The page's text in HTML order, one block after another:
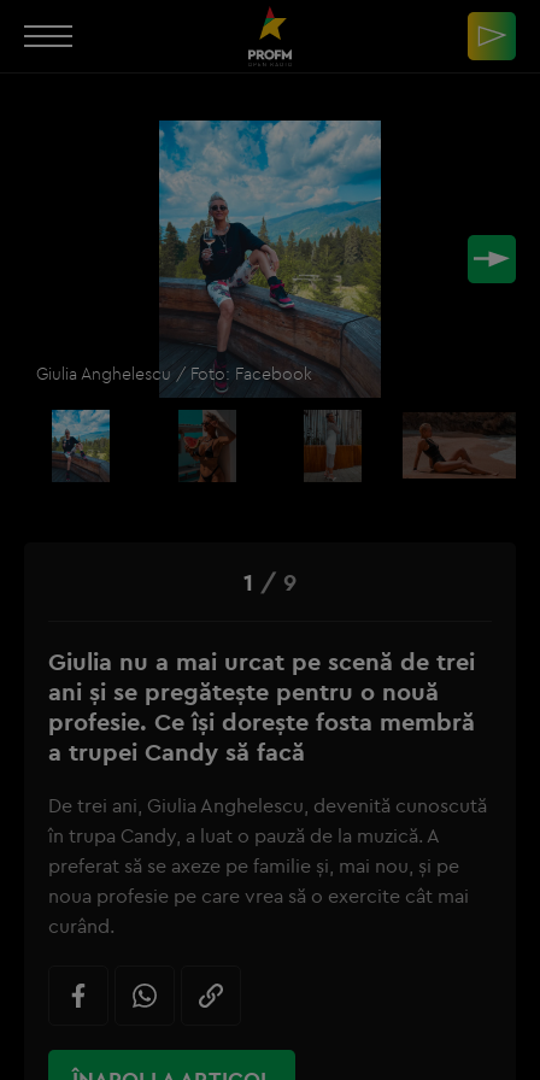
Giulia Anghelescu / Foto: Facebook
1 / 9
Giulia nu a mai urcat pe scenă de trei
ani și se pregătește pentru o nouă
profesie. Ce își dorește fosta membră
a trupei Candy să facă
De trei ani, Giulia Anghelescu, devenită cunoscută
în trupa Candy, a luat o pauză de la muzică. A
preferat să se axeze pe familie și, mai nou, și pe
noua profesie pe care vrea să o exercite cât mai
curând.